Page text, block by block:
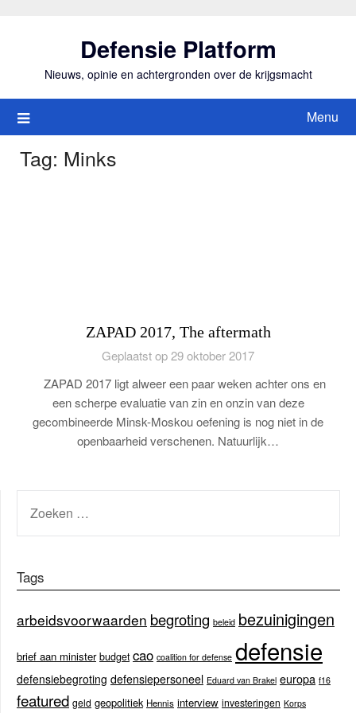
Defensie Platform
Nieuws, opinie en achtergronden over de krijgsmacht
Menu
Tag: Minks
ZAPAD 2017, The aftermath
Geplaatst op 29 oktober 2017
ZAPAD 2017 ligt alweer een paar weken achter ons en
een scherpe evaluatie van zin en onzin van deze
gecombineerde Minsk-Moskou oefening is nog niet in de
openbaarheid verschenen. Natuurlijk…
NAAR:
Tags
arbeidsvoorwaarden begroting beleid bezuinigingen
brief aan minister budget cao coalition for defense defensie
defensiebegroting defensiepersoneel Eduard van Brakel europa f16
featured geld geopolitiek Hennis interview investeringen Korps